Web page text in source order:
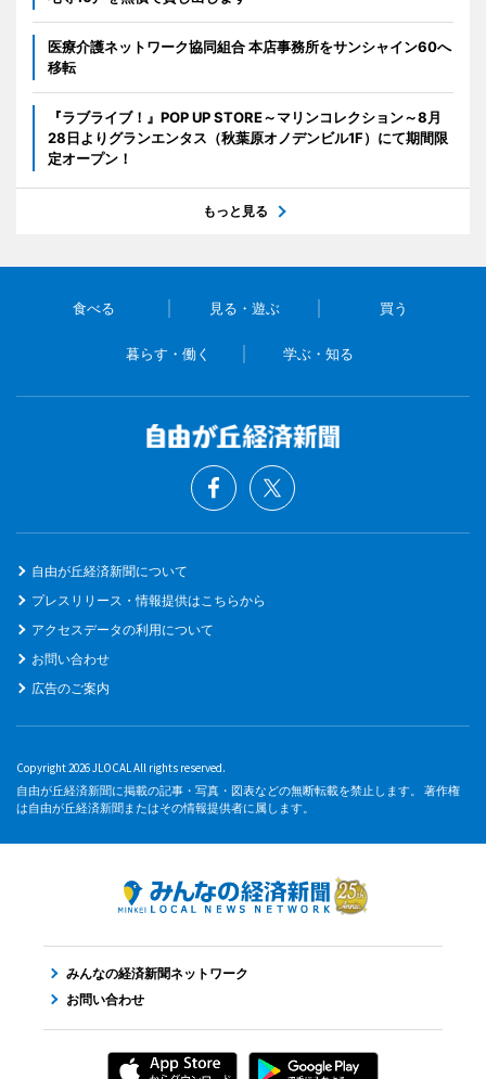
医療介護ネットワーク協同組合 本店事務所をサンシャイン60へ
移転
『ラブライブ！』POP UP STORE～マリンコレクション～8月
28日よりグランエンタス（秋葉原オノデンビル1F）にて期間限
定オープン！
もっと見る
食べる 見る・遊ぶ 買う
暮らす・働く 学ぶ・知る
自由が丘経済新聞について
プレスリリース・情報提供はこちらから
アクセスデータの利用について
お問い合わせ
広告のご案内
Copyright 2026 JLOCAL All rights reserved.
自由が丘経済新聞に掲載の記事・写真・図表などの無断転載を禁止します。 著作権
は自由が丘経済新聞またはその情報提供者に属します。
みんなの経済新聞ネットワーク
お問い合わせ